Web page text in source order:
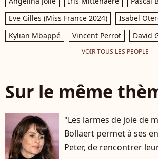
Eve Gilles (Miss France 2024)
Isabel
Kylian Mbappé
Vincent Perrot David
VOIR TOUS LES PEOPLE
Sur le même
"Les larmes de joie de
Bollaert permet à ses
Peter, de rencontrer